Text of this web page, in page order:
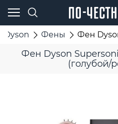
Dyson Фены Фен
Фен Dyson
(голубой/